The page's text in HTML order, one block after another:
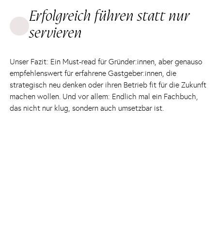
Erfolgreich führen statt nur
servieren
Unser Fazit: Ein Must-read für Gründer:innen, aber genauso
empfehlenswert für erfahrene Gastgeber:innen, die
strategisch neu denken oder ihren Betrieb fit für die Zukunft
machen wollen. Und vor allem: Endlich mal ein Fachbuch,
das nicht nur klug, sondern auch umsetzbar ist.